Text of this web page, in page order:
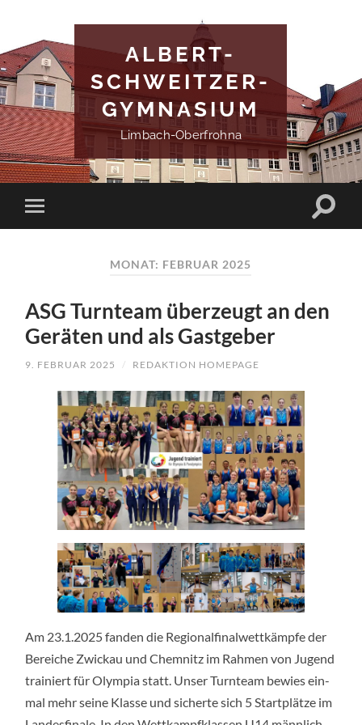
ALBERT-
SCHWEITZER-
GYMNASIUM
Limbach-Oberfrohna
MONAT: FEBRUAR 2025
ASG Turnteam überzeugt an den
Geräten und als Gastgeber
9. FEBRUAR 2025 / REDAKTION HOMEPAGE
Am 23.1.2025 fan­den die Regio­nal­fi­nal­wett­kämp­fe der
Berei­che Zwi­ckau und Chem­nitz im Rah­men von Jugend
trai­niert für Olym­pia statt. Unser Turn­team bewies ein­
mal mehr sei­ne Klas­se und sicher­te sich 5 Start­plät­ze im